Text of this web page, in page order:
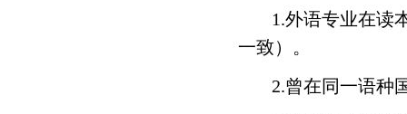
1.外语专业在读
一致）。
2.曾在同一语种